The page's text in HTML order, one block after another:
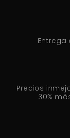
Entrega
Precios
30%